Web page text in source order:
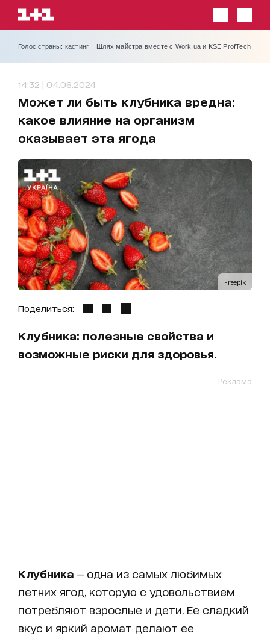
Голос страны: кастинг Шлях майстра вместе с Work.ua и KSE ProfTech
14:32 | 04.06.2024
Может ли быть клубника вредна:
какое влияние на организм
оказывает эта ягода
Freepik
Поделиться:
Клубника: полезные свойства и
возможные риски для здоровья.
Реклама
Клубника — одна из самых любимых
летних ягод, которую с удовольствием
потребляют взрослые и дети. Ее сладкий
вкус и яркий аромат делают ее